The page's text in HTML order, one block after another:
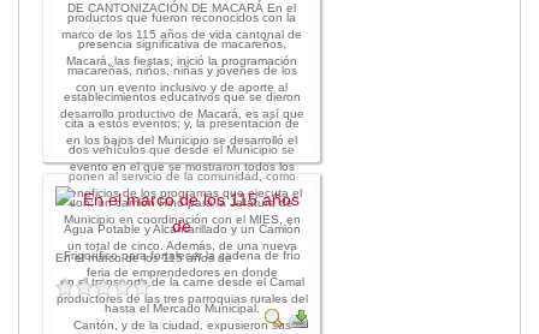
productos que fueron reconocidos con la
presencia significativa de macareños,
macareñas, niños, niñas y jóvenes de los
establecimientos educativos que se dieron
cita a estos eventos; y, la presentación de
dos vehículos que desde el Municipio se
ponen al servicio de la comunidad, como
son: un camión Hino para la Jefatura de
Agua Potable y Alcantarillado y un Camión
Frigorífico para fortalecer la cadena de frío
en el transporte de la carne desde el Camal
hasta el Mercado Municipal.
DE CANTONIZACIÓN DE MACARÁ En el
marco de los 115 años de vida cantonal de
Macará, las fiestas, inició la programación
con un evento inclusivo y de aporte al
desarrollo productivo de Macará, es así que
en los bajos del Municipio se desarrolló el
evento en el que se mostraron todos los
beneficios de los programas que ejecuta el
Municipio en coordinación con el MIES, en
un total de cinco. Además, de una nueva
feria de emprendedores en donde
productores de las tres parroquias rurales del
Cantón, y de la ciudad, expusieron sus
En el marco de los 115 años de
2017
2015
2013
2012
EPRAMA
2022